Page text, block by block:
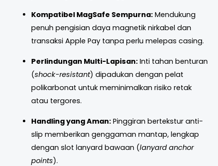
Kompatibel MagSafe Sempurna:Mendukung
penuh pengisian daya magnetik nirkabel dan
transaksi Apple Pay tanpa perlu melepas casing.
Perlindungan Multi-Lapisan:Inti tahan benturan
(shock-resistant) dipadukan dengan pelat
polikarbonat untuk meminimalkan risiko retak
atau tergores.
Handling yang Aman:Pinggiran bertekstur anti-
slip memberikan genggaman mantap, lengkap
dengan slot lanyard bawaan (lanyard anchor
points).